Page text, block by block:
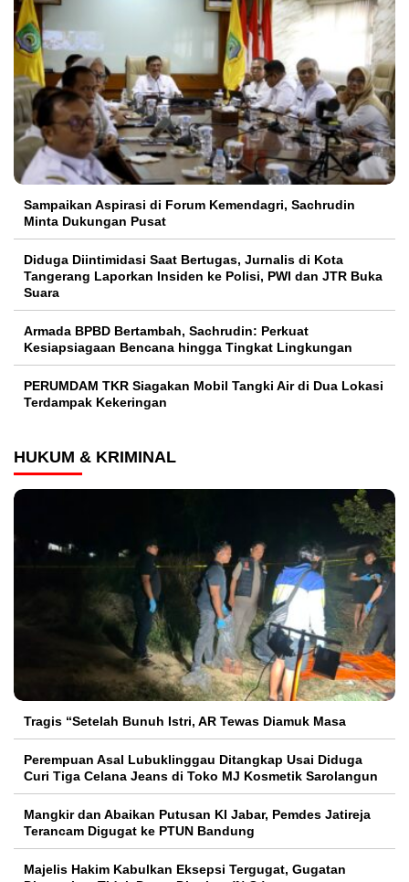
Sampaikan Aspirasi di Forum Kemendagri, Sachrudin
Minta Dukungan Pusat
Diduga Diintimidasi Saat Bertugas, Jurnalis di Kota
Tangerang Laporkan Insiden ke Polisi, PWI dan JTR Buka
Suara
Armada BPBD Bertambah, Sachrudin: Perkuat
Kesiapsiagaan Bencana hingga Tingkat Lingkungan
PERUMDAM TKR Siagakan Mobil Tangki Air di Dua Lokasi
Terdampak Kekeringan
HUKUM & KRIMINAL
Tragis “Setelah Bunuh Istri, AR Tewas Diamuk Masa
Perempuan Asal Lubuklinggau Ditangkap Usai Diduga
Curi Tiga Celana Jeans di Toko MJ Kosmetik Sarolangun
Mangkir dan Abaikan Putusan KI Jabar, Pemdes Jatireja
Terancam Digugat ke PTUN Bandung
Majelis Hakim Kabulkan Eksepsi Tergugat, Gugatan